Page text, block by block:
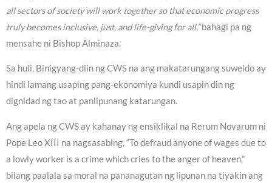
all sectors of society will work together so that economic progress
truly becomes inclusive, just, and life-giving for all,”bahagi pa ng
mensahe ni Bishop Alminaza.
Sa huli, Binigyang-diin ng CWS na ang makatarungang suweldo ay
hindi lamang usaping pang-ekonomiya kundi usapin din ng
dignidad ng tao at panlipunang katarungan.
Ang apela ng CWS ay kahanay ng ensiklikal na Rerum Novarum ni
Pope Leo XIII na nagsasabing, “To defraud anyone of wages due to
a lowly worker is a crime which cries to the anger of heaven,”
bilang paalala sa moral na pananagutan ng lipunan na tiyakin ang